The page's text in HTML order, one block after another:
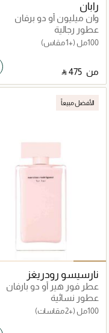
رابان
وان ميليون أو دو برفان
عطور رجالية
100مل (+1 مقاس)
من ‎ ⃁ ⁦475⁩ ‎
الأفضل مبيعاً
نارسيسو رودريغز
عطر فور هير أو دو بارفان
عطور نسائية
100مل (+2 مقاسات)